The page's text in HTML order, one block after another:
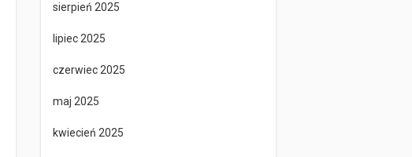
sierpień 2025
lipiec 2025
czerwiec 2025
maj 2025
kwiecień 2025